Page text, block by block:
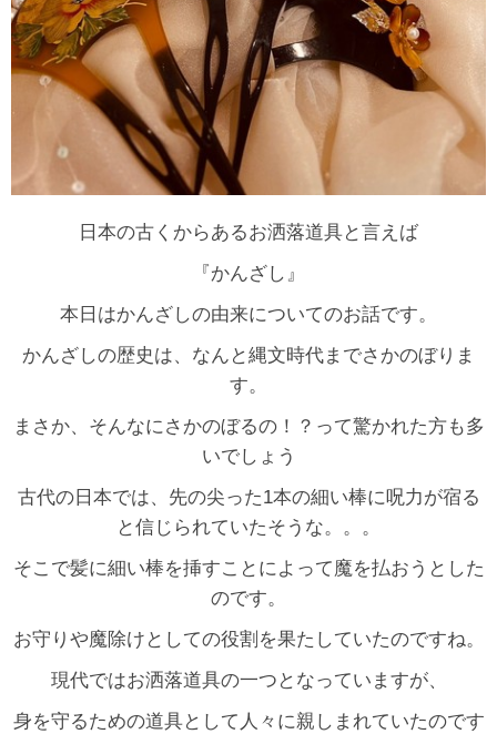
日本の古くからあるお洒落道具と言えば
『かんざし』
本日はかんざしの由来についてのお話です。
かんざしの歴史は、なんと縄文時代までさかのぼりま
す。
まさか、そんなにさかのぼるの！？って驚かれた方も多
いでしょう
古代の日本では、先の尖った1本の細い棒に呪力が宿る
と信じられていたそうな。。。
そこで髪に細い棒を挿すことによって魔を払おうとした
のです。
お守りや魔除けとしての役割を果たしていたのですね。
現代ではお洒落道具の一つとなっていますが、
身を守るための道具として人々に親しまれていたのです